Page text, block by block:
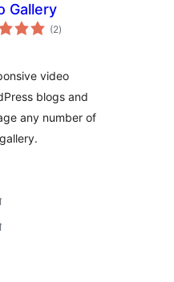
Gallery
(2कुल
रेटिङ्गहरू
)
video
blogs and
any number of